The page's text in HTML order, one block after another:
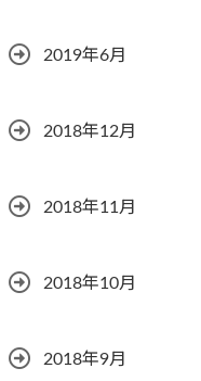
2019年6月
2018年12月
2018年11月
2018年10月
2018年9月